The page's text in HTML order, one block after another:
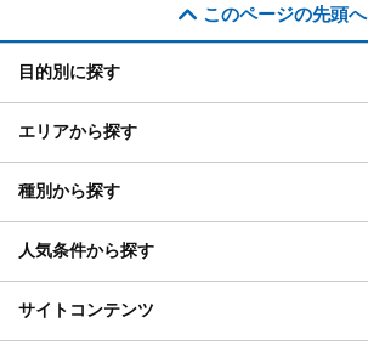
このページの先頭へ
目的別に探す
エリアから探す
種別から探す
人気条件から探す
サイトコンテンツ